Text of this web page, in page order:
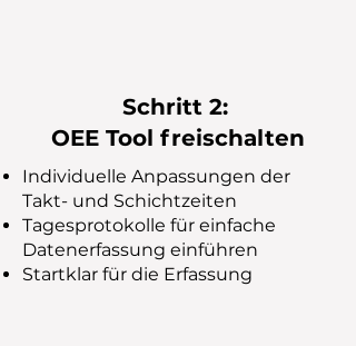
Schritt 2:
OEE Tool freischalten
Individuelle Anpassungen der
Takt- und​ Schichtzeiten
Tagesprotokolle für einfache
Datenerfassung einführen
Startklar für die Erfassung